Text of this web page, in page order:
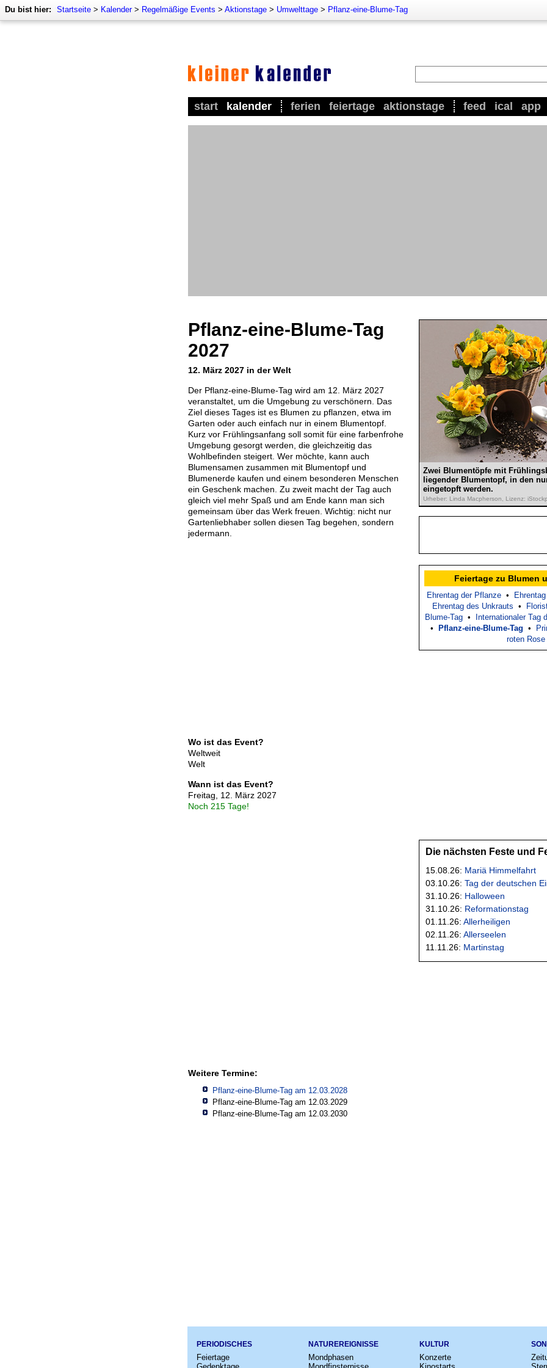
Du bist hier: Startseite > Kalender> Regelmäßige Events > Aktionstage > Umwelttage > Pflanz-eine-Blume-Tag
start kalender ferien feiertage aktionstage feed ical app
Pflanz-eine-Blume-Tag
2027
12. März 2027 in der Welt
Zwei Blumentöpfe mit
liegender Blumentopf, in den
eingetopft werden.
Urheber: Linda Macpherson, Lizenz:
Der Pflanz-eine-Blume-Tag wird am 12. März 2027
veranstaltet, um die Umgebung zu verschönern. Das
Ziel dieses Tages ist es Blumen zu pflanzen, etwa im
Garten oder auch einfach nur in einem Blumentopf.
Kurz vor Frühlingsanfang soll somit für eine farbenfrohe
Umgebung gesorgt werden, die gleichzeitig das
Wohlbefinden steigert. Wer möchte, kann auch
Blumensamen zusammen mit Blumentopf und
Blumenerde kaufen und einem besonderen Menschen
ein Geschenk machen. Zu zweit macht der Tag auch
gleich viel mehr Spaß und am Ende kann man sich
gemeinsam über das Werk freuen. Wichtig: nicht nur
Gartenliebhaber sollen diesen Tag begehen, sondern
jedermann.
Wo ist das Event?
Weltweit
Welt
Wann ist das Event?
Freitag, 12. März 2027
Noch 215 Tage!
Weitere Termine:
Pflanz-eine-Blume-Tag am 12.03.2028
Pflanz-eine-Blume-Tag am 12.03.2029
Pflanz-eine-Blume-Tag am 12.03.2030
Feiertage zu Blumen
Ehrentag der Pflanze •
Ehrentag des Unkrauts •
Blume-Tag •
Internationaler Tag
•
Pflanz-eine-Blume-Tag •
roten Rose
Die nächsten Feste und
15.08.26: Mariä Himmelfahrt
03.10.26: Tag der deutschen
31.10.26: Halloween
31.10.26: Reformationstag
01.11.26: Allerheiligen
02.11.26: Allerseelen
11.11.26: Martinstag
PERIODISCHES
Feiertage
NATUREREIGNISSE
Mondphasen
KULTUR
Konzerte